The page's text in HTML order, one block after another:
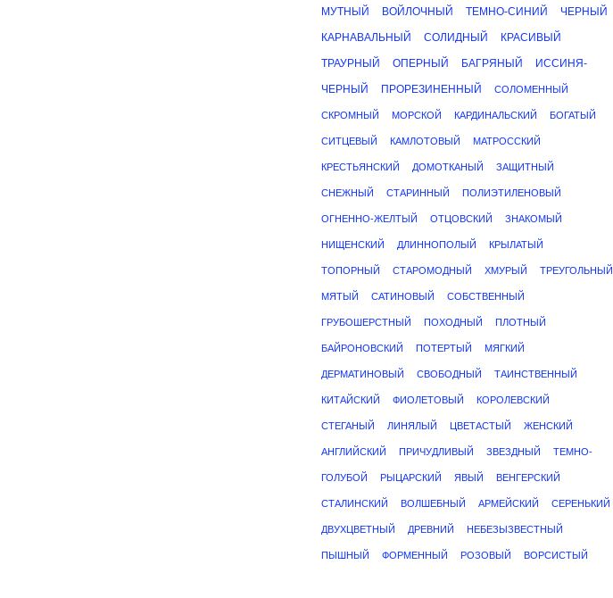
МУТНЫЙ ВОЙЛОЧНЫЙ ТЕМНО-СИНИЙ ЧЕРНЫЙ
КАРНАВАЛЬНЫЙ СОЛИДНЫЙ КРАСИВЫЙ
ТРАУРНЫЙ ОПЕРНЫЙ БАГРЯНЫЙ ИССИНЯ-
ЧЕРНЫЙ ПРОРЕЗИНЕННЫЙ СОЛОМЕННЫЙ
СКРОМНЫЙ МОРСКОЙ КАРДИНАЛЬСКИЙ БОГАТЫЙ
СИТЦЕВЫЙ КАМЛОТОВЫЙ МАТРОССКИЙ
КРЕСТЬЯНСКИЙ ДОМОТКАНЫЙ ЗАЩИТНЫЙ
СНЕЖНЫЙ СТАРИННЫЙ ПОЛИЭТИЛЕНОВЫЙ
ОГНЕННО-ЖЕЛТЫЙ ОТЦОВСКИЙ ЗНАКОМЫЙ
НИЩЕНСКИЙ ДЛИННОПОЛЫЙ КРЫЛАТЫЙ
ТОПОРНЫЙ СТАРОМОДНЫЙ ХМУРЫЙ ТРЕУГОЛЬНЫЙ
МЯТЫЙ САТИНОВЫЙ СОБСТВЕННЫЙ
ГРУБОШЕРСТНЫЙ ПОХОДНЫЙ ПЛОТНЫЙ
БАЙРОНОВСКИЙ ПОТЕРТЫЙ МЯГКИЙ
ДЕРМАТИНОВЫЙ СВОБОДНЫЙ ТАИНСТВЕННЫЙ
КИТАЙСКИЙ ФИОЛЕТОВЫЙ КОРОЛЕВСКИЙ
СТЕГАНЫЙ ЛИНЯЛЫЙ ЦВЕТАСТЫЙ ЖЕНСКИЙ
АНГЛИЙСКИЙ ПРИЧУДЛИВЫЙ ЗВЕЗДНЫЙ ТЕМНО-
ГОЛУБОЙ РЫЦАРСКИЙ ЯВЫЙ ВЕНГЕРСКИЙ
СТАЛИНСКИЙ ВОЛШЕБНЫЙ АРМЕЙСКИЙ СЕРЕНЬКИЙ
ДВУХЦВЕТНЫЙ ДРЕВНИЙ НЕБЕЗЫЗВЕСТНЫЙ
ПЫШНЫЙ ФОРМЕННЫЙ РОЗОВЫЙ ВОРСИСТЫЙ